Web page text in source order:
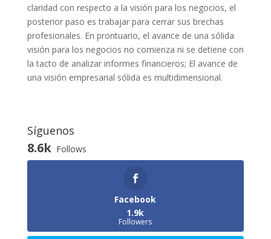
claridad con respecto a la visión para los negocios, el
posterior paso es trabajar para cerrar sus brechas
profesionales. En prontuario, el avance de una sólida
visión para los negocios no comienza ni se detiene con
la tacto de analizar informes financieros; El avance de
una visión empresarial sólida es multidimensional.
Síguenos
8.6k Follows
Facebook
1.9k
Followers